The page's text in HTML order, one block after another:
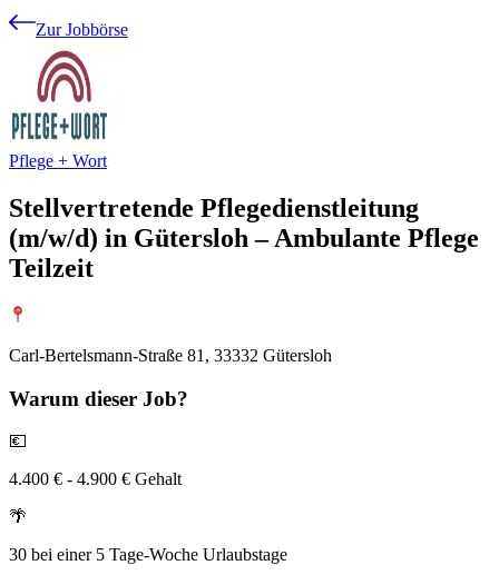
Zur Jobbörse
Pflege + Wort
Stellvertretende Pflegedienstleitung
(m/w/d) in Gütersloh – Ambulante Pflege
Teilzeit
Carl-Bertelsmann-Straße 81, 33332 Gütersloh
Warum dieser Job?
💶
4.400 € - 4.900 € Gehalt
🌴
30 bei einer 5 Tage-Woche Urlaubstage